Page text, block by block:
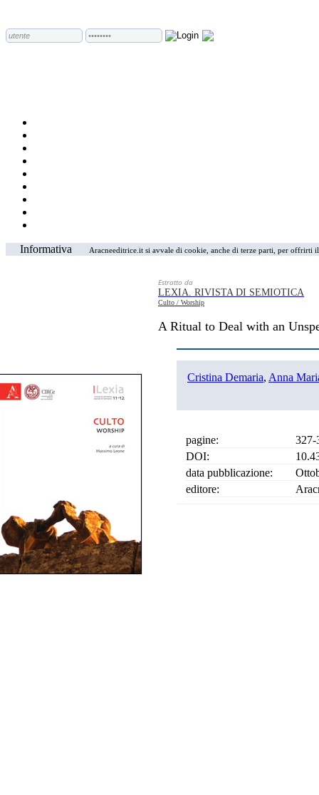
Informativa Aracneeditrice.it si avvale di cookie, anche di terze parti, per
Estratto da
LEXIA. RIVISTA DI SEMIOTICA
Culto / Worship
A Ritual to Deal with an
Cristina Demaria, Anna
pagine:
327-
DOI:
data pubblicazione:
editore: